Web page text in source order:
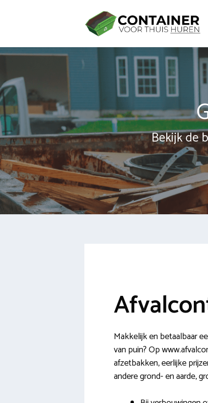
Bekijk de
Makkelijk en betaalbaar
van puin? Op
afzetbakken, eerlijke
andere grond- en aarde,